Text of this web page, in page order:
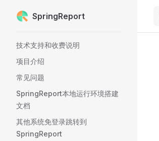
Skip to content
SpringReport
技术支持和收费说明
项目介绍
常见问题
SpringReport本地运行环境搭建
文档
其他系统免登录跳转到
SpringReport